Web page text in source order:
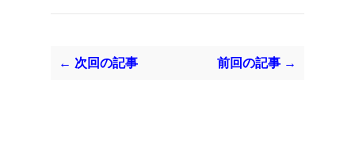
← 次回の記事 前回の記事 →